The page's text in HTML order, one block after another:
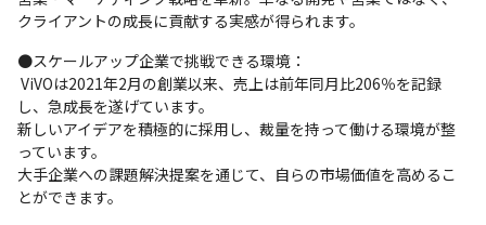
クライアントの成長に貢献する実感が得られます。
●スケールアップ企業で挑戦できる環境：
し、急成長を遂げています。
新しいアイデアを積極的に採用し、裁量を持って働ける環境が整
っています。
大手企業への課題解決提案を通じて、自らの市場価値を高めるこ
とができます。